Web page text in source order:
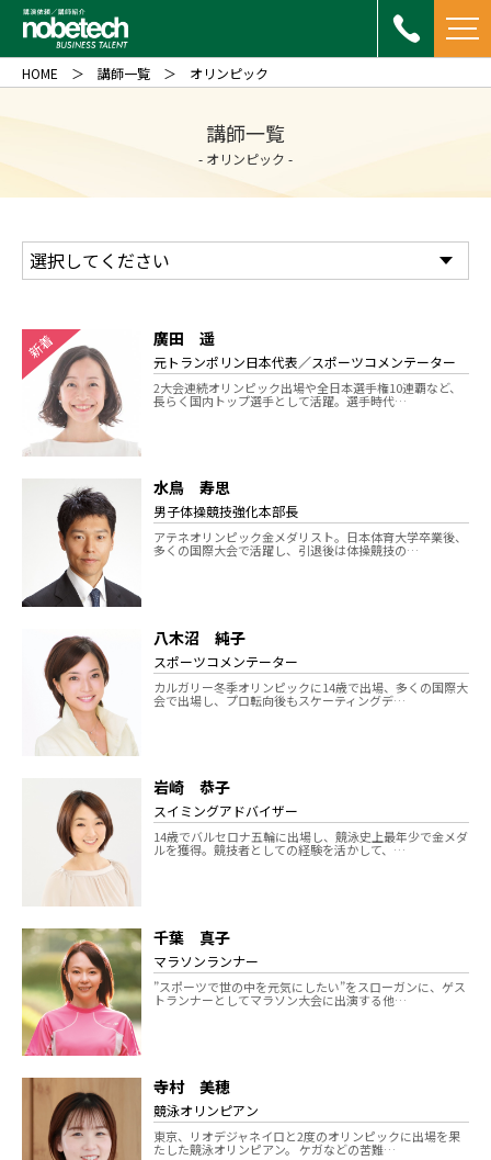
講師一覧
- オリンピック -
HOME 講師一覧 オリンピック
新着 廣田 遥
元トランポリン日本代表／スポーツコメンテーター
2大会連続オリンピック出場や全日本選手権10連覇など、
長らく国内トップ選手として活躍。選手時代…
水鳥 寿思
男子体操競技強化本部長
アテネオリンピック金メダリスト。日本体育大学卒業後、
多くの国際大会で活躍し、引退後は体操競技の…
八木沼 純子
スポーツコメンテーター
カルガリー冬季オリンピックに14歳で出場、多くの国際大
会で出場し、プロ転向後もスケーティングデ…
岩崎 恭子
スイミングアドバイザー
14歳でバルセロナ五輪に出場し、競泳史上最年少で金メダ
ルを獲得。競技者としての経験を活かして、…
千葉 真子
マラソンランナー
”スポーツで世の中を元気にしたい”をスローガンに、ゲス
トランナーとしてマラソン大会に出演する他…
寺村 美穂
競泳オリンピアン
東京、リオデジャネイロと2度のオリンピックに出場を果
たした競泳オリンピアン。 ケガなどの苦難…